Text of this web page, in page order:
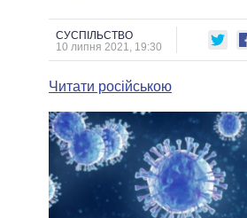
ДАЙДЖЕСТИ
ВЕРХОВНА РАДА
КАБІНЕТ МІНІСТРІВ
МЕРИ МІСТ
ВСІ ПЕРСОНИ
ПІДТРИМАТИ
ПОРІВНЯННЯ
СУСПІЛЬСТВО
10 липня 2021, 19:30
Читати російською